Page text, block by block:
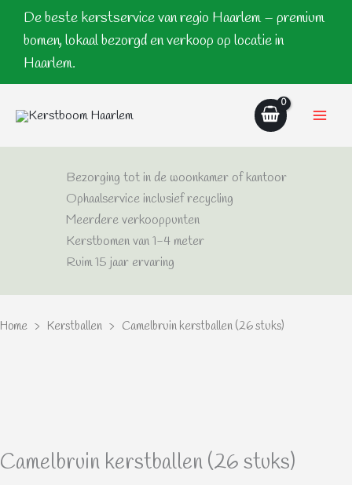
inhoud
De beste kerstservice van regio Haarlem – premium
bomen, lokaal bezorgd en verkoop op locatie in
Haarlem.
Bezorging tot in de woonkamer of kantoor
Ophaalservice inclusief recycling
Meerdere verkooppunten
Kerstbomen van 1-4 meter
Ruim 15 jaar ervaring
Home > Kerstballen > Camelbruin kerstballen (26 stuks)
Camelbruin kerstballen (26 stuks)